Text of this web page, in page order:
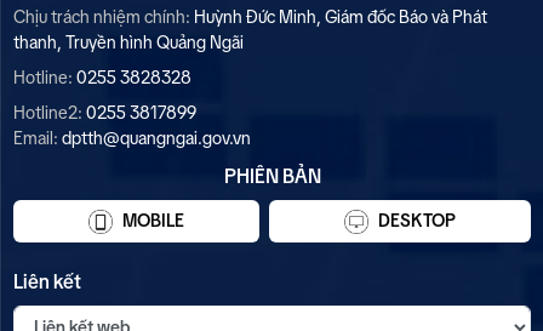
Chịu trách nhiệm chính: Huỳnh Đức Minh, Giám đốc Báo và Phát
thanh, Truyền hình Quảng Ngãi
Hotline: 0255 3828328
Hotline2: 0255 3817899
Email: dptth@quangngai.gov.vn
PHIÊN BẢN
MOBILE DESKTOP
Liên kết